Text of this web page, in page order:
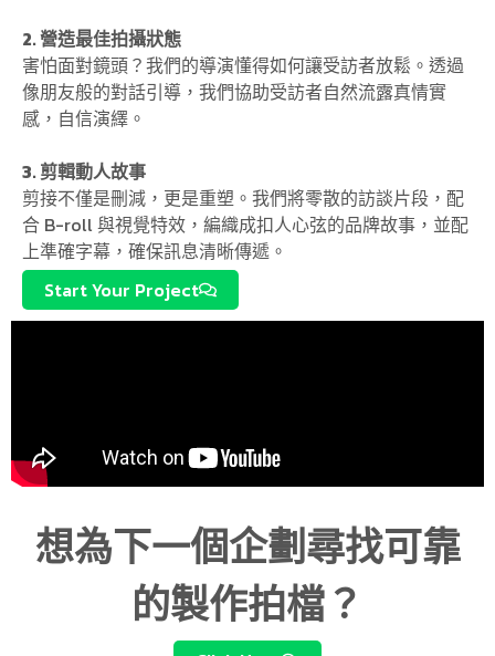
2. 營造最佳拍攝狀態
害怕面對鏡頭？我們的導演懂得如何讓受訪者放鬆。透過
像朋友般的對話引導，我們協助受訪者自然流露真情實
感，自信演繹。
3. 剪輯動人故事
剪接不僅是刪減，更是重塑。我們將零散的訪談片段，配
合 B-roll 與視覺特效，編織成扣人心弦的品牌故事，並配
上準確字幕，確保訊息清晰傳遞。
Start Your Project
想為下一個企劃尋找可靠
的製作拍檔？